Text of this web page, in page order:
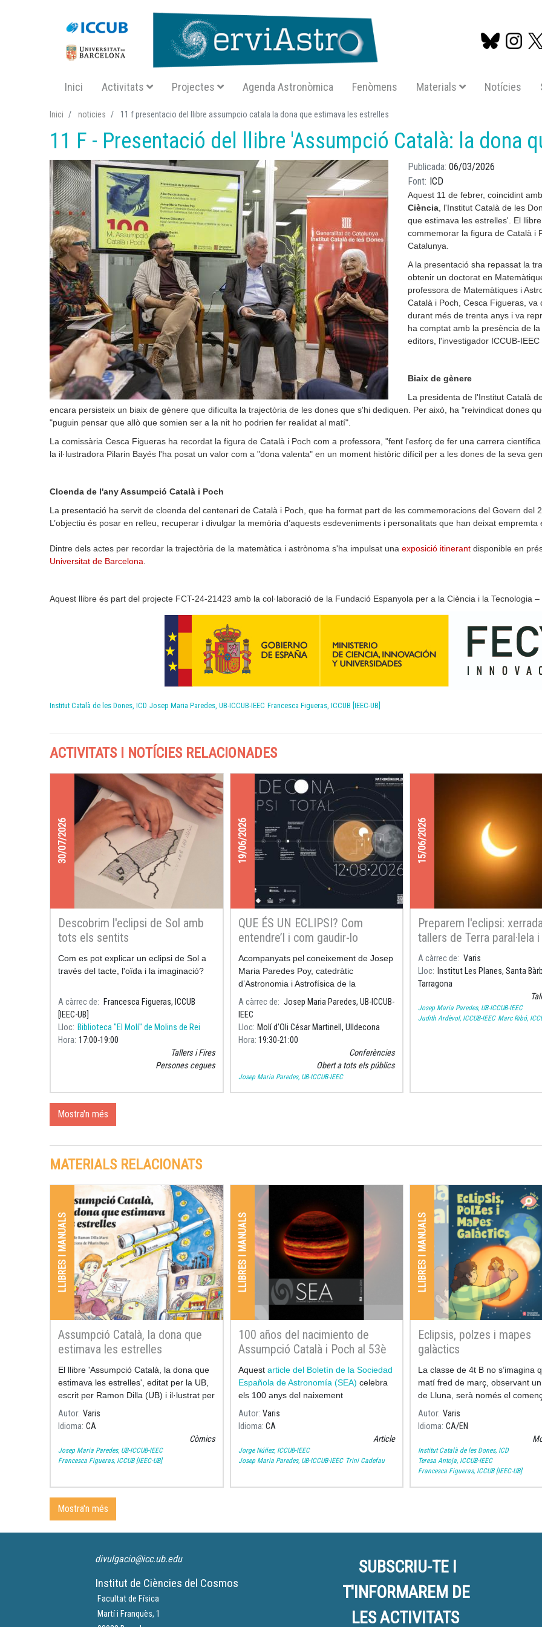
contingut
Navegació principal SA
Inici Activitats Projectes Agenda Astronòmica Fenòmens Materials Notícies
Inici noticies 11 f presentacio del llibre assumpcio catala la dona que estimava les estrelles
11 F - Presentació del llibre 'Assumpció Català: la dona
Publicada 06/03/2026
Font
ICD
Aquest 11 de febrer, coincidint
Ciència , l'Institut Català de les
que estimava les estrelles'. El
commemorar la figura de Català i
Catalunya.
A la presentació sha repassat la
obtenir un doctorat en
professora de Matemàtiques i
Català i Poch, Cesca Figueras,
durant més de trenta anys i va
ha comptat amb la presència de
editors, l'investigador ICCUB-
Biaix de gènere
La presidenta de l'Institut Català
encara persisteix un biaix de gènere que dificulta la trajectòria de les dones que s'hi dediquen. Per això, ha "reivindicat dones
"puguin pensar que allò que somien ser a la nit ho podrien fer realidat al matí".
La comissària Cesca Figueras ha recordat la figura de Català i Poch com a professora, "fent l'esforç de fer una carrera
la il·lustradora Pilarin Bayés l'ha posat un valor com a "dona valenta" en un moment històric difícil per a les dones de la seva
Cloenda de l'any Assumpció Català i Poch
La presentació ha servit de cloenda del centenari de Català i Poch, que ha format part de les commemoracions del Govern del
L’objectiu és posar en relleu, recuperar i divulgar la memòria d’aquests esdeveniments i personalitats que han deixat
Dintre dels actes per recordar la trajectòria de la matemàtica i astrònoma s'ha impulsat una exposició itinerant disponible en
Universitat de Barcelona
Aquest llibre és part del projecte FCT-24-21423 amb la col·laboració de la Fundació Espanyola per a la Ciència i la Tecnologia
Institut Català de les Dones, ICD Josep Maria Paredes, UB-ICCUB-IEEC Francesca Figueras, ICCUB [IEEC-UB]
ACTIVITATS I NOTÍCIES RELACIONADES
30/07/2026
Descobrim l'eclipsi de Sol amb
tots els sentits
Com es pot explicar un eclipsi de Sol a
través del tacte, l'oïda i la imaginació?
A càrrec de
Francesca Figueras, ICCUB
[IEEC-UB]
Lloc Biblioteca "El Molí" de Molins de Rei
Hora 17:00 19:00
Tallers i Fires
Persones cegues
19/06/2026
QUE ÉS UN ECLIPSI? Com
entendre’l i com gaudir-lo
Acompanyats pel coneixement de Josep
Maria Paredes Poy, catedràtic
d’Astronomia i Astrofísica de la
Universitat de Barcelona i investigador
de l'Institut de Ciències del Cosmos de
la UB, aprofundir
A càrrec de
Josep Maria Paredes, UB-ICCUB-
IEEC
Lloc Molí d’Oli César Martinell, Ulldecona
Hora 19:30 21:00
Conferències
Obert a tots els públics
Josep Maria Paredes, UB-ICCUB-IEEC
15/06/2026
Preparem l'eclipsi:
tallers de Terra paral·lela i
observació Solar a
Planes de Santa Bàrbara,
Tarragona
A càrrec de
Varis
Lloc
Institut Les Planes, Santa
Tarragona
Josep Maria Paredes, UB-ICCUB-IEEC
Judith Ardèvol, ICCUB-IEEC Marc Ribó,
Mostra'n més
MATERIALS RELACIONATS
LLIBRES I MANUALS
Assumpció Català, la dona que
estimava les estrelles
El llibre 'Assumpció Català, la dona que
estimava les estrelles', editat per la UB,
escrit per Ramon Dilla (UB) i il·lustrat per
Pilarín Bayés, recull els moments més
significatius de la vida i la
Autor Varis
Idioma CA
Còmics
Josep Maria Paredes, UB-ICCUB-IEEC
Francesca Figueras, ICCUB [IEEC-UB]
LLIBRES I MANUALS
100 años del nacimiento de
Assumpció Català i Poch al 53è
Boletín de la Sociedad Española
de Astronomía
Aquest article del Boletín de la Sociedad
Española de Astronomía (SEA) celebra
els 100 anys del naixement
Autor Varis
Idioma CA
Article
Jorge Núñez, ICCUB-IEEC
Josep Maria Paredes, UB-ICCUB-IEEC Trini Cadefau
LLIBRES I MANUALS
Eclipsis, polzes i mapes
galàctics
La classe de 4t B no s’imagina
matí fred de març, observant
de Lluna, serà només el
d’un viatge fascinant.
Autor Varis
Idioma CA EN
Institut Català de les Dones, ICD
Teresa Antoja, ICCUB-IEEC
Francesca Figueras, ICCUB [IEEC-UB]
Mostra'n més
divulgacio@icc.ub.edu
Institut de Ciències del Cosmos
Facultat de Física
Martí i Franquès, 1
SUBSCRIU-TE I
T'INFORMAREM DE
LES ACTIVITATS